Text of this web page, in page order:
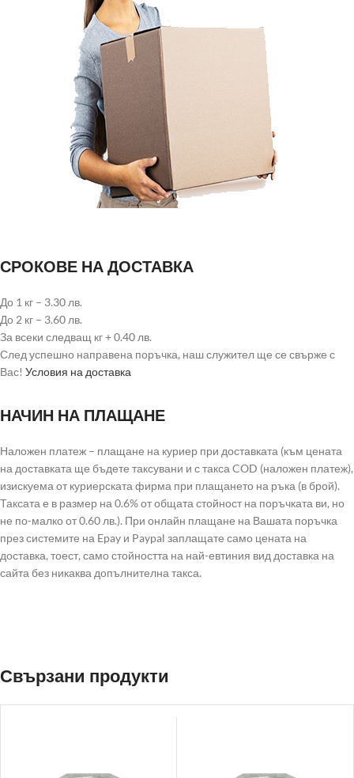
СРОКОВЕ НА ДОСТАВКА
До 1 кг – 3.30 лв.
До 2 кг – 3.60 лв.
За всеки следващ кг + 0.40 лв.
След успешно направена поръчка, наш служител ще се свърже с
Вас! Условия на доставка
НАЧИН НА ПЛАЩАНЕ
Наложен платеж – плащане на куриер при доставката (към цената
на доставката ще бъдете таксувани и с такса COD (наложен платеж),
изискуема от куриерската фирма при плащането на ръка (в брой).
Таксата е в размер на 0.6% от общата стойност на поръчката ви, но
не по-малко от 0.60 лв.). При онлайн плащане на Вашата поръчка
през системите на Epay и Paypal заплащате само цената на
доставка, тоест, само стойността на най-евтиния вид доставка на
сайта без никаква допълнителна такса.
Свързани продукти